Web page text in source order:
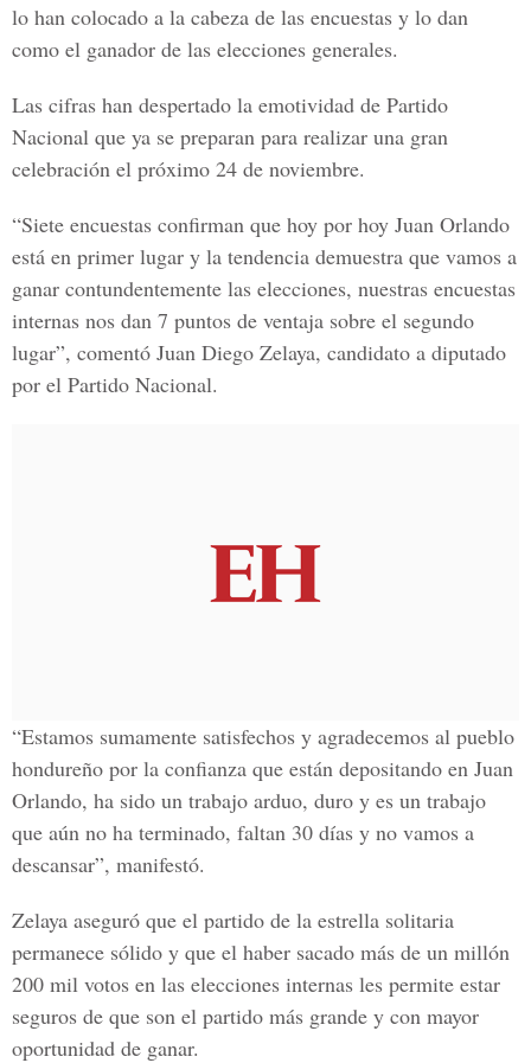
lo han colocado a la cabeza de las encuestas y lo dan
como el ganador de las elecciones generales.
Las cifras han despertado la emotividad de Partido
Nacional que ya se preparan para realizar una gran
celebración el próximo 24 de noviembre.
“Siete encuestas confirman que hoy por hoy Juan Orlando
está en primer lugar y la tendencia demuestra que vamos a
ganar contundentemente las elecciones, nuestras encuestas
internas nos dan 7 puntos de ventaja sobre el segundo
lugar”, comentó Juan Diego Zelaya, candidato a diputado
por el Partido Nacional.
“Estamos sumamente satisfechos y agradecemos al pueblo
hondureño por la confianza que están depositando en Juan
Orlando, ha sido un trabajo arduo, duro y es un trabajo
que aún no ha terminado, faltan 30 días y no vamos a
descansar”, manifestó.
Zelaya aseguró que el partido de la estrella solitaria
permanece sólido y que el haber sacado más de un millón
200 mil votos en las elecciones internas les permite estar
seguros de que son el partido más grande y con mayor
oportunidad de ganar.